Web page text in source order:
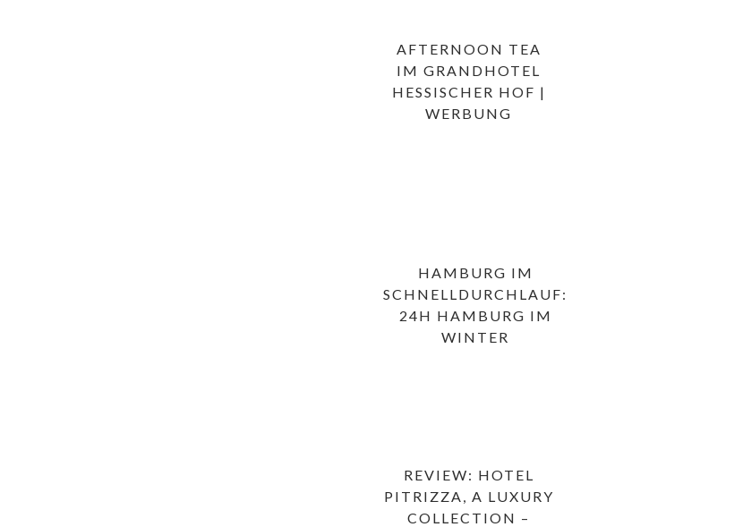
AFTERNOON TEA
IM GRANDHOTEL
HESSISCHER HOF |
WERBUNG
HAMBURG IM
SCHNELLDURCHLAUF:
24H HAMBURG IM
WINTER
REVIEW: HOTEL
PITRIZZA, A LUXURY
COLLECTION –